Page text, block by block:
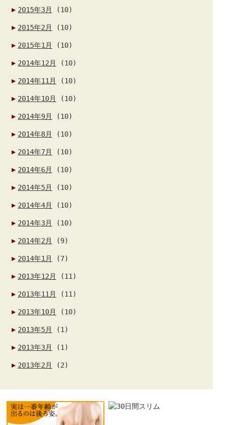
2015年3月 (10)
2015年2月 (10)
2015年1月 (10)
2014年12月 (10)
2014年11月 (10)
2014年10月 (10)
2014年9月 (10)
2014年8月 (10)
2014年7月 (10)
2014年6月 (10)
2014年5月 (10)
2014年4月 (10)
2014年3月 (10)
2014年2月 (9)
2014年1月 (7)
2013年12月 (11)
2013年11月 (11)
2013年10月 (10)
2013年5月 (1)
2013年3月 (1)
2013年2月 (2)